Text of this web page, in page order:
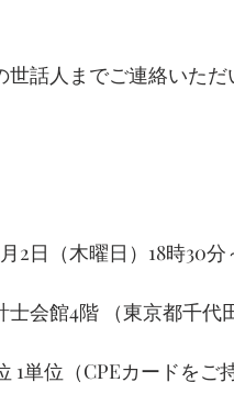
世話人までご連絡いた
月2日（木曜日）18時30
士会館4階 （東京都千
1単位（CPEカードを